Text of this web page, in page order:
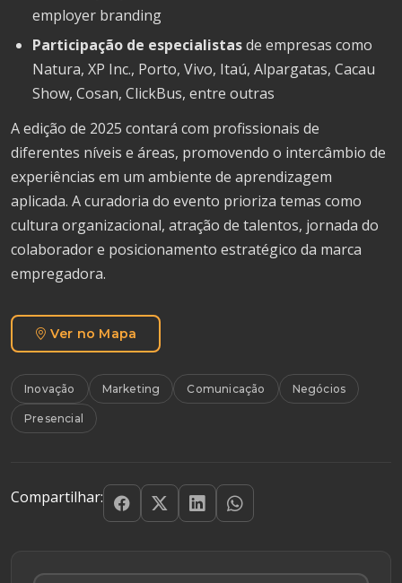
employer branding
Participação de especialistasde empresas como
Natura, XP Inc., Porto, Vivo, Itaú, Alpargatas, Cacau
Show, Cosan, ClickBus, entre outras
A edição de 2025 contará com profissionais de
diferentes níveis e áreas, promovendo o intercâmbio de
experiências em um ambiente de aprendizagem
aplicada. A curadoria do evento prioriza temas como
cultura organizacional, atração de talentos, jornada do
colaborador e posicionamento estratégico da marca
empregadora.
Ver no Mapa
Inovação Marketing Comunicação Negócios
Presencial
Compartilhar: